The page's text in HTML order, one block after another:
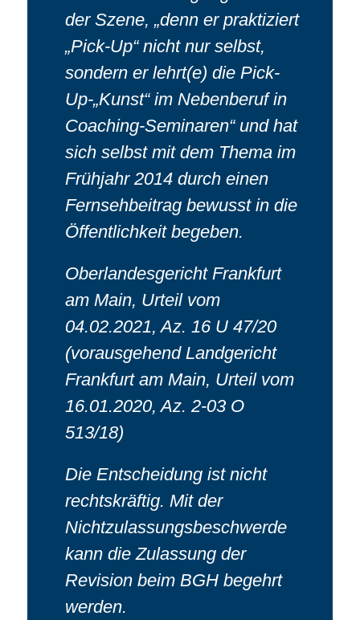
der Szene, „denn er praktiziert
„Pick-Up“ nicht nur selbst,
sondern er lehrt(e) die Pick-
Up-„Kunst“ im Nebenberuf in
Coaching-Seminaren“ und hat
sich selbst mit dem Thema im
Frühjahr 2014 durch einen
Fernsehbeitrag bewusst in die
Öffentlichkeit begeben.
Oberlandesgericht Frankfurt
am Main, Urteil vom
04.02.2021, Az. 16 U 47/20
(vorausgehend Landgericht
Frankfurt am Main, Urteil vom
16.01.2020, Az. 2-03 O
513/18)
Die Entscheidung ist nicht
rechtskräftig. Mit der
Nichtzulassungsbeschwerde
kann die Zulassung der
Revision beim BGH begehrt
werden.